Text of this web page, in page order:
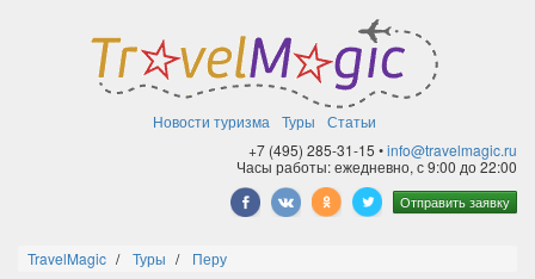
Новости туризма Туры
Статьи
+7 (495) 285-31-15 •info@travelmagic.ru
Часы работы: ежедневно, с 9:00 до 22:00
Отправить заявку
TravelMagic Туры Перу